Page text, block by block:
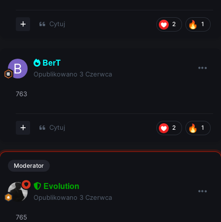
2 1
Cytuj
BerT
Opublikowano 3 Czerwca
763
2 1
Cytuj
Moderator
Evolution
Opublikowano 3 Czerwca
765